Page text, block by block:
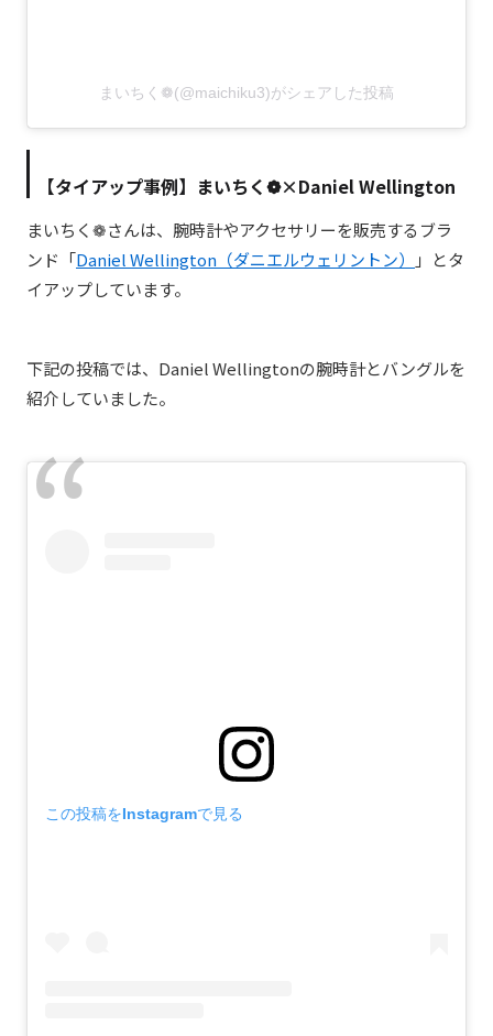
まいちく❁(@maichiku3)がシェアした投稿
【タイアップ事例】まいちく❁×Daniel Wellington
まいちく❁さんは、腕時計やアクセサリーを販売するブラ
ンド「Daniel Wellington（ダニエルウェリントン）
」とタ
イアップしています。
下記の投稿では、 Daniel Wellingtonの腕時計とバングルを
紹介していました。
この投稿をInstagramで見る